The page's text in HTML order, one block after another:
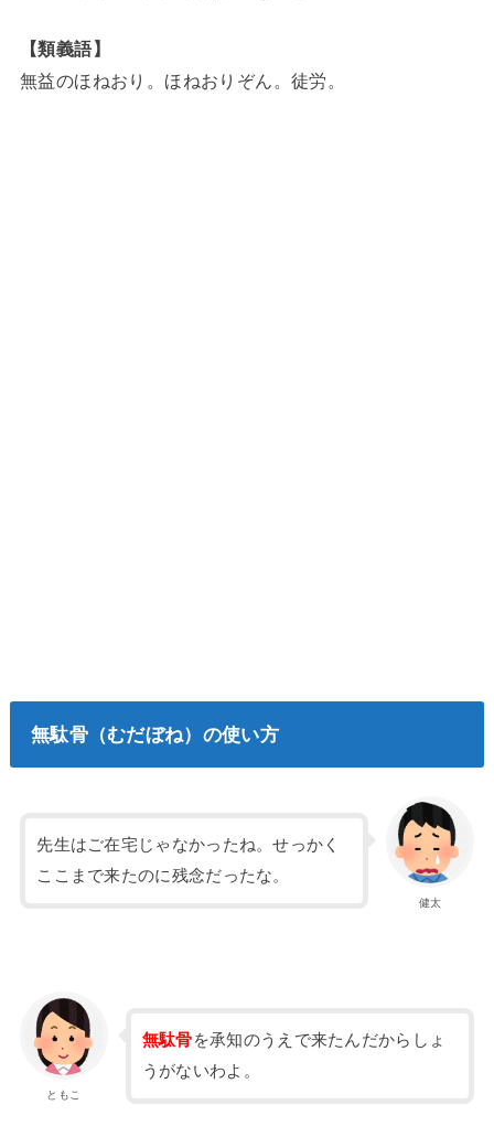
【類義語】
無益のほねおり。ほねおりぞん。徒労。
無駄骨（むだぼね）の使い方
健太
先生はご在宅じゃなかったね。せっかく
ここまで来たのに残念だったな。
ともこ
無駄骨を承知のうえで来たんだからしょ
うがないわよ。